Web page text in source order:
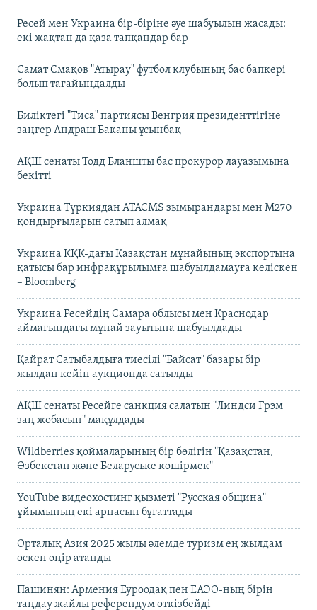
Ресей мен Украина бір-біріне әуе шабуылын жасады:
екі жақтан да қаза тапқандар бар
Самат Смақов "Атырау" футбол клубының бас бапкері
болып тағайындалды
Биліктегі "Тиса" партиясы Венгрия президенттігіне
заңгер Андраш Баканы ұсынбақ
АҚШ сенаты Тодд Бланшты бас прокурор лауазымына
бекітті
Украина Түркиядан ATACMS зымырандары мен M270
қондырғыларын сатып алмақ
Украина КҚК-дағы Қазақстан мұнайының экспортына
қатысы бар инфрақұрылымға шабуылдамауға келіскен
– Bloomberg
Украина Ресейдің Самара облысы мен Краснодар
аймағындағы мұнай зауытына шабуылдады
Қайрат Сатыбалдыға тиесілі "Байсат" базары бір
жылдан кейін аукционда сатылды
АҚШ сенаты Ресейге санкция салатын "Линдси Грэм
заң жобасын" мақұлдады
Wildberries қоймаларының бір бөлігін "Қазақстан,
Өзбекстан және Беларуське көшірмек"
YouTube видеохостинг қызметі "Русская община"
ұйымының екі арнасын бұғаттады
Орталық Азия 2025 жылы әлемде туризм ең жылдам
өскен өңір атанды
Пашинян: Армения Еуроодақ пен ЕАЭО-ның бірін
таңдау жайлы референдум өткізбейді